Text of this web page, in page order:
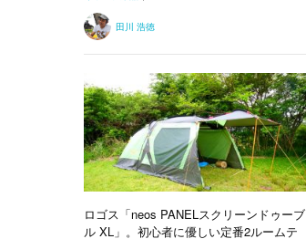
田川 浩徳
ロゴス「neos PANELスクリーンドゥーブ
ル XL」。初心者に優しい定番2ルームテ